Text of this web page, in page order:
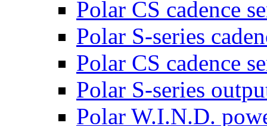
Polar CS cadence
Polar S-series
Polar CS cadence
Polar S-series
Polar W.I.N.D.